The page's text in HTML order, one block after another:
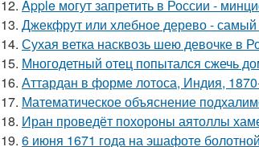
12. Apple могут запретить в России -
13. Джекфрут или хлебное дерево -
14. Сухая ветка насквозь шею девочке в
15. Многодетный отец попытался сжечь
16. Аттардан в форме лотоса, Индия,
17. Математическое объяснение
18. Иран проведёт похороны аятоллы
19. 6 июня 1671 года на эшафоте